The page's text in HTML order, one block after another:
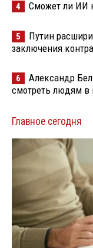
4 Сможет ли ИИ
5
Путин
заключения
6
Александр
смотреть людям в
Главное сегодня